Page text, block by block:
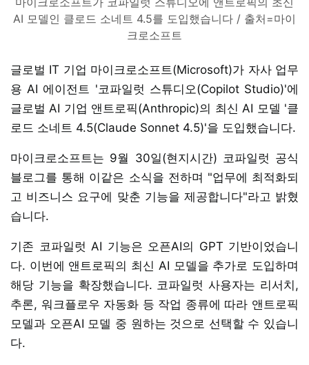
AI 모델인 클로드 소네트 4.5를 도입했습니다 / 출처=마이
크로소프트
글로벌 IT 기업 마이크로소프트(Microsoft)가 자사 업무
용 AI 에이전트 '코파일럿 스튜디오(Copilot Studio)'에
글로벌 AI 기업 앤트로픽(Anthropic)의 최신 AI 모델 '클
로드 소네트 4.5(Claude Sonnet 4.5)'을 도입했습니다.
마이크로소프트는 9월 30일(현지시간) 코파일럿 공식
블로그를 통해 이같은 소식을 전하며 "업무에 최적화되
고 비즈니스 요구에 맞춘 기능을 제공합니다"라고 밝혔
습니다.
기존 코파일럿 AI 기능은 오픈AI의 GPT 기반이었습니
다. 이번에 앤트로픽의 최신 AI 모델을 추가로 도입하며
해당 기능을 확장했습니다. 코파일럿 사용자는 리서치,
추론, 워크플로우 자동화 등 작업 종류에 따라 앤트로픽
모델과 오픈AI 모델 중 원하는 것으로 선택할 수 있습니
다.